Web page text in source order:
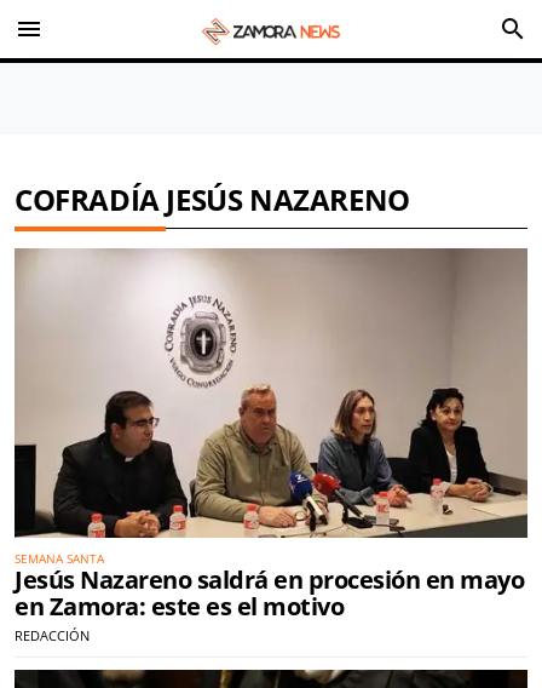
menu search
COFRADÍA JESÚS NAZARENO
SEMANA SANTA
Jesús Nazareno saldrá en procesión en mayo
en Zamora: este es el motivo
REDACCIÓN